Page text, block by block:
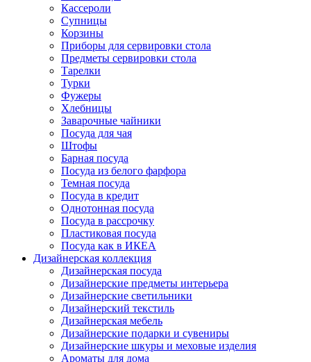
Кассероли
Супницы
Корзины
Приборы для сервировки стола
Предметы сервировки стола
Тарелки
Турки
Фужеры
Хлебницы
Заварочные чайники
Посуда для чая
Штофы
Барная посуда
Посуда из белого фарфора
Темная посуда
Посуда в кредит
Однотонная посуда
Посуда в рассрочку
Пластиковая посуда
Посуда как в ИКЕА
Дизайнерская коллекция
Дизайнерская посуда
Дизайнерские предметы интерьера
Дизайнерские светильники
Дизайнерский текстиль
Дизайнерская мебель
Дизайнерские подарки и сувениры
Дизайнерские шкуры и меховые изделия
Ароматы для дома